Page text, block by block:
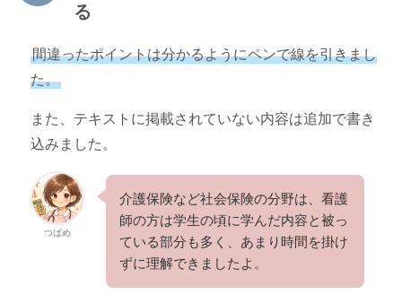
る
間違ったポイントは分かるようにペンで線を引きまし
た。
また、テキストに掲載されていない内容は追加で書き
込みました。
つばめ
介護保険など社会保険の分野は、看護
師の方は学生の頃に学んだ内容と被っ
ている部分も多く、あまり時間を掛け
ずに理解できましたよ。